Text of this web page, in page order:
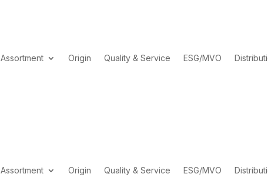
Assortment Origin Quality & Service ESG/MVO
Assortment Origin Quality & Service ESG/MVO